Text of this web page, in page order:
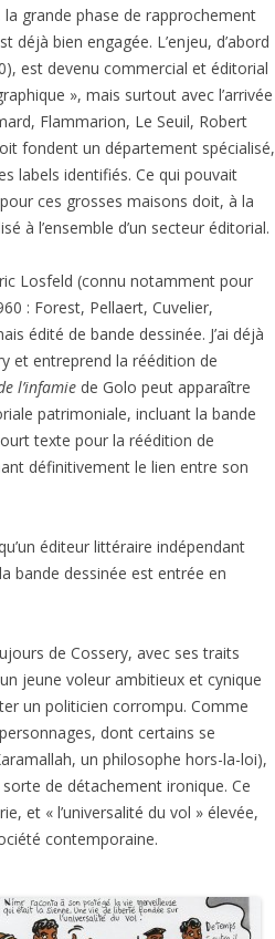
grande phase de rapprochement
bien engagée. L’enjeu, d’abord
est devenu commercial et éditorial
», mais surtout avec l’arrivée
Flammarion, Le Seuil, Robert
fondent un département spécialisé,
labels identifiés. Ce qui pouvait
ces grosses maisons doit, à la
à l’ensemble d’un secteur éditorial.
Losfeld (connu notamment pour
: Forest, Pellaert, Cuvelier,
édité de bande dessinée. J’ai déjà
et entreprend la réédition de
l’infamie de Golo peut apparaître
patrimoniale, incluant la bande
texte pour la réédition de
définitivement le lien entre son
éditeur littéraire indépendant
bande dessinée est entrée en
de Cossery, avec ses traits
jeune voleur ambitieux et cynique
un politicien corrompu. Comme
dont certains se
un philosophe hors-la-loi),
de détachement ironique. Ce
et « l’universalité du vol » élevée,
contemporaine.